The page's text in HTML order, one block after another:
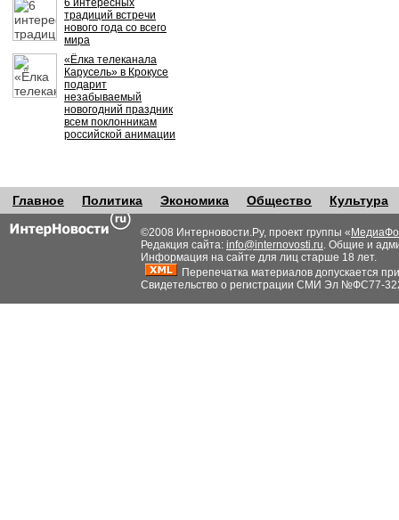
6 интересных
традиций встречи
нового года со всего
мира
«Ёлка телеканала
Карусель» в Крокусе
подарит
незабываемый
новогодний праздник
всем поклонникам
российской анимации
Главное Политика Экономика Общество Культура
©2008 Интерновости.Ру, проект группы «
Редакция сайта: info@internovosti.ru. Общие и
Информация на сайте для лиц старше 18 лет.
Перепечатка материалов допускается
Свидетельство о регистрации СМИ Эл №ФС77-